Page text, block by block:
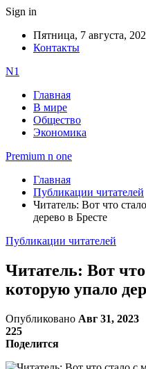
Sign in
Пятница, 7 августа,
Контакты
N1
Главная
В мире
Общество
Экономика
Premium n one
Главная
Публикации читателей
Читатель: Вот что
дерево в Бресте
Публикации читателей
Читатель: Вот
которую упало
Опубликовано Авг 31, 2023
225
Поделится